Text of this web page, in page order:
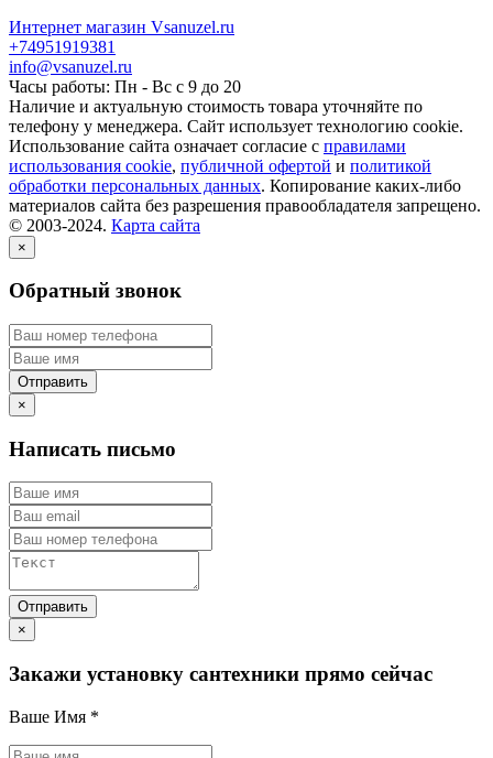
Интернет магазин Vsanuzel.ru
+74951919381
info@vsanuzel.ru
Часы работы: Пн - Вс с 9 до 20
Наличие и актуальную стоимость товара уточняйте по
телефону у менеджера. Сайт использует технологию cookie.
Использование сайта означает согласие с правилами
использования cookie, публичной офертой и политикой
обработки персональных данных. Копирование каких-либо
материалов сайта без разрешения правообладателя запрещено.
© 2003-2024. Карта сайта
×
Обратный звонок
×
Написать письмо
×
Закажи установку сантехники прямо сейчас
Ваше Имя *